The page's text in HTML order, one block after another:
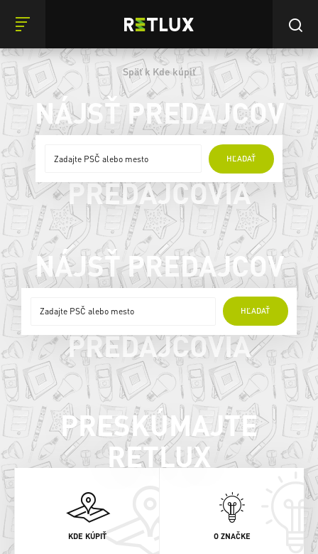
Späť k Kde kúpiť
NÁJSŤ PREDAJCOV
HĽADAŤ
ONLINE
PREDAJCOVIA
NÁJSŤ PREDAJCOV
HĽADAŤ
ONLINE
PREDAJCOVIA
PRESKÚMAJTE
RETLUX
KDE KÚPIŤ O ZNAČKE